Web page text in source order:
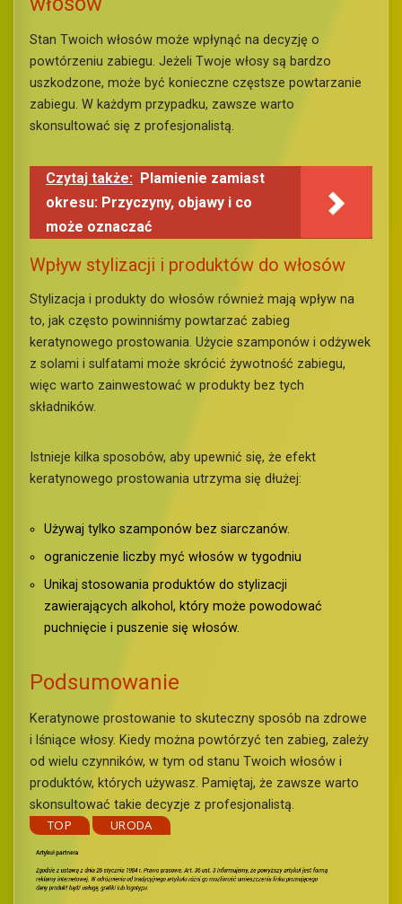
Stan Twoich włosów może wpłynąć na decyzję o
powtórzeniu zabiegu. Jeżeli Twoje włosy są bardzo
uszkodzone, może być konieczne częstsze powtarzanie
zabiegu. W każdym przypadku, zawsze warto
skonsultować się z profesjonalistą.
Czytaj także: Plamienie zamiast
okresu: Przyczyny, objawy i co
może oznaczać
Wpływ stylizacji i produktów do włosów
Stylizacja i produkty do włosów również mają wpływ na
to, jak często powinniśmy powtarzać zabieg
keratynowego prostowania. Użycie szamponów i odżywek
z solami i sulfatami może skrócić żywotność zabiegu,
więc warto zainwestować w produkty bez tych
składników.
Istnieje kilka sposobów, aby upewnić się, że efekt
keratynowego prostowania utrzyma się dłużej:
Używaj tylko szamponów bez siarczanów.
ograniczenie liczby myć włosów w tygodniu
Unikaj stosowania produktów do stylizacji
zawierających alkohol, który może powodować
puchnięcie i puszenie się włosów.
Podsumowanie
Keratynowe prostowanie to skuteczny sposób na zdrowe
i lśniące włosy. Kiedy można powtórzyć ten zabieg, zależy
od wielu czynników, w tym od stanu Twoich włosów i
produktów, których używasz. Pamiętaj, że zawsze warto
skonsultować takie decyzje z profesjonalistą.
TOP URODA